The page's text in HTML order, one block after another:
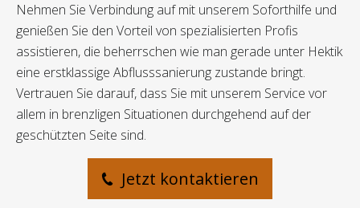
Nehmen Sie Verbindung auf mit unserem Soforthilfe und
genießen Sie den Vorteil von spezialisierten Profis
assistieren, die beherrschen wie man gerade unter Hektik
eine erstklassige Abflusssanierung zustande bringt.
Vertrauen Sie darauf, dass Sie mit unserem Service vor
allem in brenzligen Situationen durchgehend auf der
geschützten Seite sind.
Jetzt kontaktieren